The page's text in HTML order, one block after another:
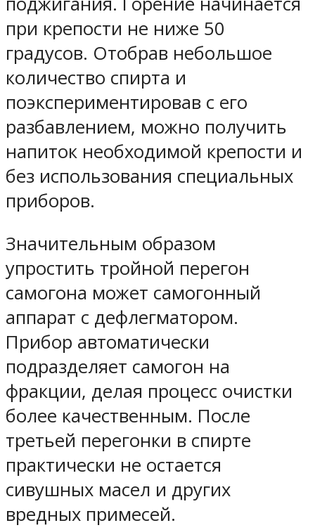
при крепости не ниже 50
градусов. Отобрав небольшое
количество спирта и
поэкспериментировав с его
разбавлением, можно получить
напиток необходимой крепости и
без использования специальных
приборов.
Значительным образом
упростить тройной перегон
самогона может самогонный
аппарат с дефлегматором.
Прибор автоматически
подразделяет самогон на
фракции, делая процесс очистки
более качественным. После
третьей перегонки в спирте
практически не остается
сивушных масел и других
вредных примесей.